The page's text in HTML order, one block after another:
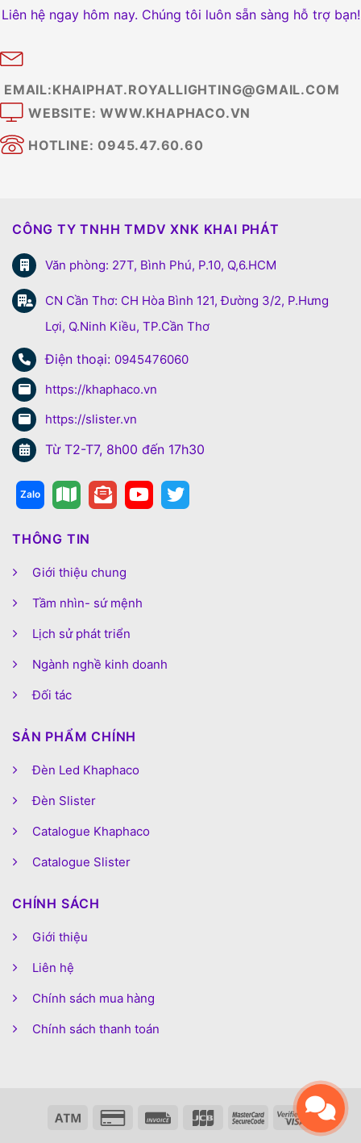
Liên hệ ngay hôm nay. Chúng tôi luôn sẵn sàng hỗ trợ bạn!
EMAIL:KHAIPHAT.ROYALLIGHTING@GMAIL.COM
WEBSITE: WWW.KHAPHACO.VN
HOTLINE: 0945.47.60.60
CÔNG TY TNHH TMDV XNK KHAI PHÁT
Văn phòng: 27T, Bình Phú, P.10, Q,6.HCM
CN Cần Thơ: CH Hòa Bình 121, Đường 3/2, P.Hưng
Lợi, Q.Ninh Kiều, TP.Cần Thơ
Điện thoại: 0945476060
https://khaphaco.vn
https://slister.vn
Từ T2-T7, 8h00 đến 17h30
THÔNG TIN
Giới thiệu chung
Tầm nhìn- sứ mệnh
Lịch sử phát triển
Ngành nghề kinh doanh
Đối tác
SẢN PHẨM CHÍNH
Đèn Led Khaphaco
Đèn Slister
Catalogue Khaphaco
Catalogue Slister
CHÍNH SÁCH
Giới thiệu
Liên hệ
Chính sách mua hàng
Chính sách thanh toán